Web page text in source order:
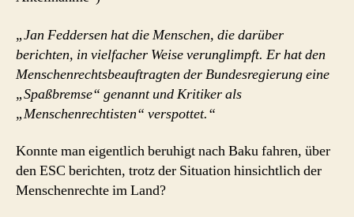
„Jan Feddersen hat die Menschen, die darüber
berichten, in vielfacher Weise verunglimpft. Er hat den
Menschenrechtsbeauftragten der Bundesregierung eine
„Spaßbremse“ genannt und Kritiker als
„Menschenrechtisten“ verspottet.“
Konnte man eigentlich beruhigt nach Baku fahren, über
den ESC berichten, trotz der Situation hinsichtlich der
Menschenrechte im Land?